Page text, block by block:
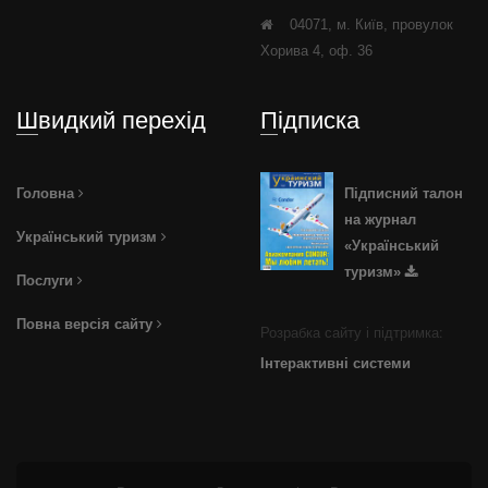
04071, м. Київ, провулок
Хорива 4, оф. 36
Швидкий перехід
Головна
Український туризм
Послуги
Повна версія сайту
Підписка
Підписний талон
на журнал
«Український
туризм»
Розрабка сайту і підтримка:
Інтерактивні системи